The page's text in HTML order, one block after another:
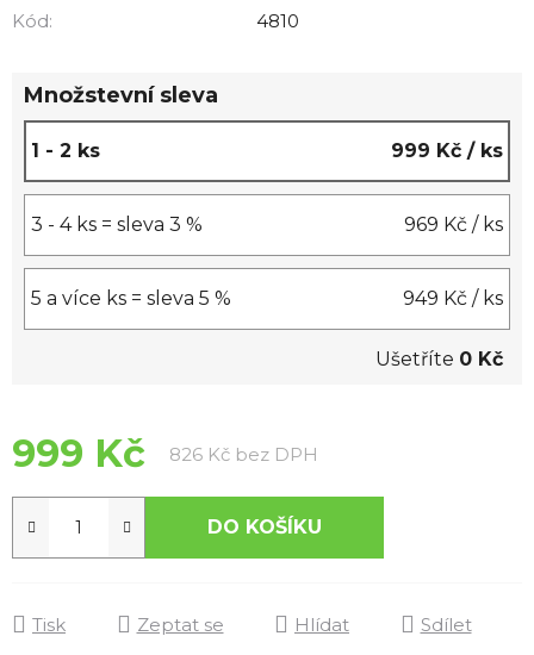
z
Kód:
4810
Množstevní sleva
1 - 2 ks 999 Kč / ks
3 - 4 ks = sleva 3 % 969 Kč / ks
5 a více ks = sleva 5 % 949 Kč / ks
Ušetříte 0 Kč
999 Kč 826 Kč bez DPH
DO KOŠÍKU
Tisk Zeptat se Hlídat Sdílet